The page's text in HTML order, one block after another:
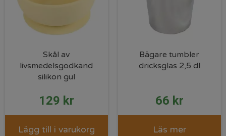
Skål av
livsmedelsgodkänd
silikon gul
129 kr
Lägg till i varukorg
Bägare tumbler
dricksglas 2,5 dl
66 kr
Läs mer